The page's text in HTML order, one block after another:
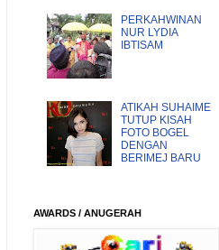
PERKAHWINAN
NUR LYDIA
IBTISAM
ATIKAH SUHAIME
TUTUP KISAH
FOTO BOGEL
DENGAN
BERIMEJ BARU
AWARDS / ANUGERAH